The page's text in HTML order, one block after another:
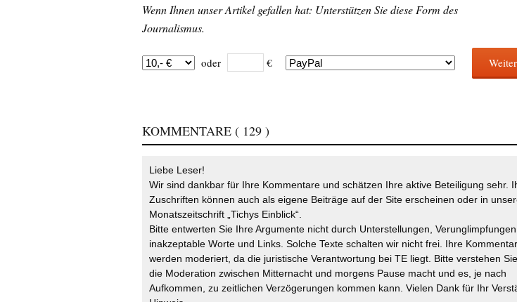
Wenn Ihnen unser Artikel gefallen hat: Unterstützen Sie diese Form des
Journalismus.
oder € Weiter
KOMMENTARE ( 129 )
Liebe Leser!
Wir sind dankbar für Ihre Kommentare und schätzen Ihre aktive Beteiligung sehr.
Zuschriften können auch als eigene Beiträge auf der Site erscheinen oder in
Monatszeitschrift „Tichys Einblick“.
Bitte entwerten Sie Ihre Argumente nicht durch Unterstellungen,
inakzeptable Worte und Links. Solche Texte schalten wir nicht frei. Ihre
werden moderiert, da die juristische Verantwortung bei TE liegt. Bitte verstehen
die Moderation zwischen Mitternacht und morgens Pause macht und es, je nach
Aufkommen, zu zeitlichen Verzögerungen kommen kann. Vielen Dank für Ihr